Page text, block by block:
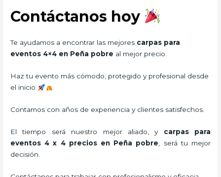
Contáctanos hoy
Te ayudamos a encontrar las mejores carpas para
eventos 4×4 en Peña pobre al mejor precio.
Haz tu evento más cómodo, protegido y profesional desde
el inicio
Contamos con años de experiencia y clientes satisfechos.
El tiempo será nuestro mejor aliado, y carpas para
eventos 4 x 4 preciosen Peña pobre , será tu mejor
decisión.